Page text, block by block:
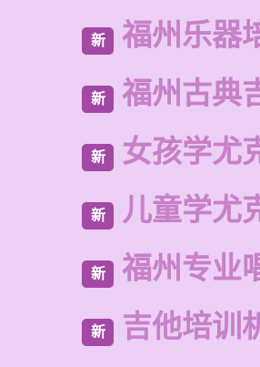
新 福州乐器
新 福州古典
新 女孩学尤
新 儿童学尤
新 福州专业
新 吉他培训